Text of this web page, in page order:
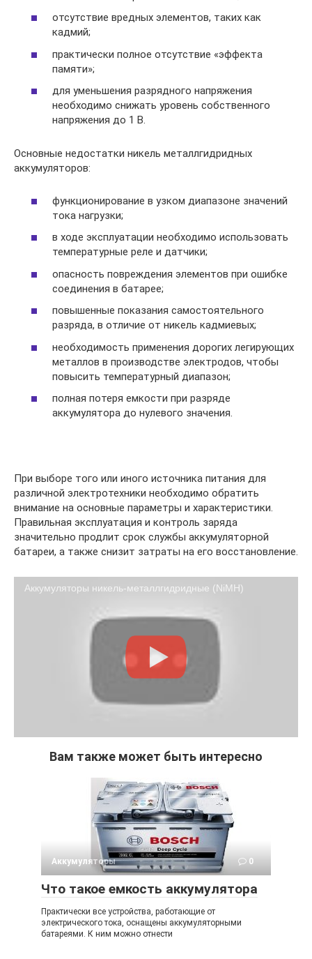
отсутствие вредных элементов, таких как
кадмий;
практически полное отсутствие «эффекта
памяти»;
для уменьшения разрядного напряжения
необходимо снижать уровень собственного
напряжения до 1 В.
Основные недостатки никель металлгидридных
аккумуляторов:
функционирование в узком диапазоне значений
тока нагрузки;
в ходе эксплуатации необходимо использовать
температурные реле и датчики;
опасность повреждения элементов при ошибке
соединения в батарее;
повышенные показания самостоятельного
разряда, в отличие от никель кадмиевых;
необходимость применения дорогих легирующих
металлов в производстве электродов, чтобы
повысить температурный диапазон;
полная потеря емкости при разряде
аккумулятора до нулевого значения.
При выборе того или иного источника питания для
различной электротехники необходимо обратить
внимание на основные параметры и характеристики.
Правильная эксплуатация и контроль заряда
значительно продлит срок службы аккумуляторной
батареи, а также снизит затраты на его восстановление.
Аккумуляторы никель-металлгидридные (NiMH)
Вам также может быть интересно
Аккумуляторы 0
Что такое емкость аккумулятора
Практически все устройства, работающие от
электрического тока, оснащены аккумуляторными
батареями. К ним можно отнести